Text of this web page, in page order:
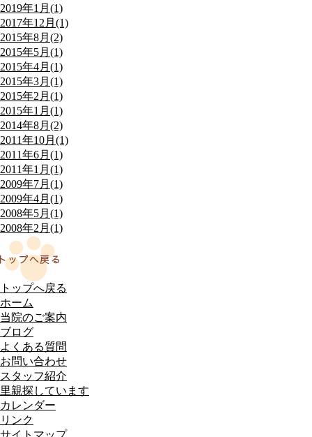
2019年1月(1)
2017年12月(1)
2015年8月(2)
2015年5月(1)
2015年4月(1)
2015年3月(1)
2015年2月(1)
2015年1月(1)
2014年8月(2)
2011年10月(1)
2011年6月(1)
2011年1月(1)
2009年7月(1)
2009年4月(1)
2008年5月(1)
2008年2月(1)
トップへ戻る
ホーム
当院のご案内
ブログ
よくある質問
お問い合わせ
スタッフ紹介
里親探しています
カレンダー
リンク
サイトマップ